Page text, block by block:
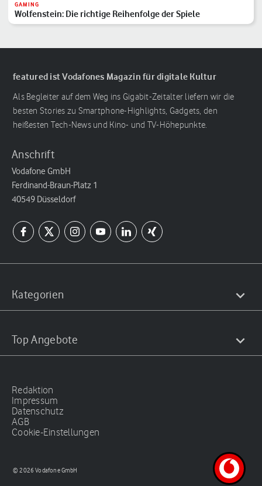
GAMING
Wolfenstein: Die richtige Reihenfolge der Spiele
featured ist Vodafones Magazin für digitale Kultur
Als Begleiter auf dem Weg ins Gigabit-Zeitalter liefern wir die
besten Stories zu Smartphone-Highlights, Gadgets, den
heißesten Tech-News und Kino- und TV-Höhepunkte.
Anschrift
Vodafone GmbH
Ferdinand-Braun-Platz 1
40549 Düsseldorf
Kategorien
Top Angebote
Redaktion
Impressum
Datenschutz
AGB
Cookie-Einstellungen
© 2026 Vodafone GmbH